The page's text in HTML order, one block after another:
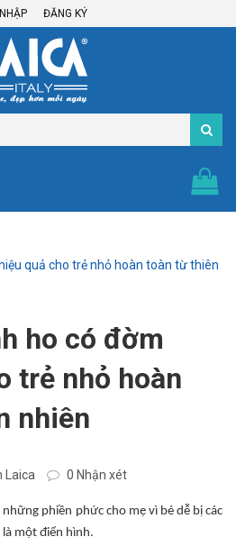
ĐĂNG KÝ
quả cho trẻ nhỏ hoàn toàn từ thiên
ho có đờm
trẻ nhỏ hoàn
nhiên
Laica 0 Nhận xét
phiền phức cho mẹ vì bé dễ bị các
một điển hình.